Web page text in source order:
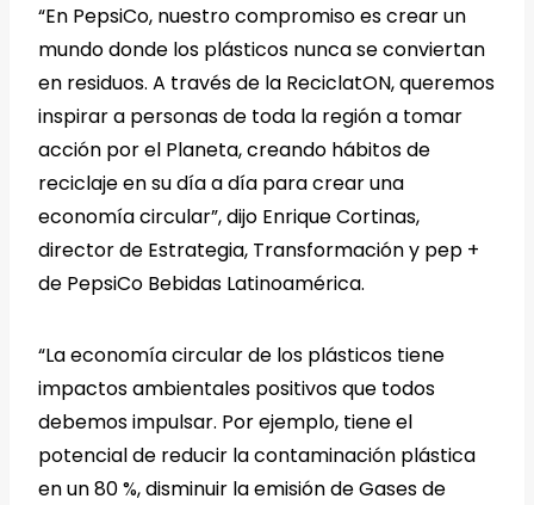
“En PepsiCo, nuestro compromiso es crear un
mundo donde los plásticos nunca se conviertan
en residuos. A través de la ReciclatON, queremos
inspirar a personas de toda la región a tomar
acción por el Planeta, creando hábitos de
reciclaje en su día a día para crear una
economía circular”, dijo Enrique Cortinas,
director de Estrategia, Transformación y pep +
de PepsiCo Bebidas Latinoamérica.
“La economía circular de los plásticos tiene
impactos ambientales positivos que todos
debemos impulsar. Por ejemplo, tiene el
potencial de reducir la contaminación plástica
en un 80 %, disminuir la emisión de Gases de